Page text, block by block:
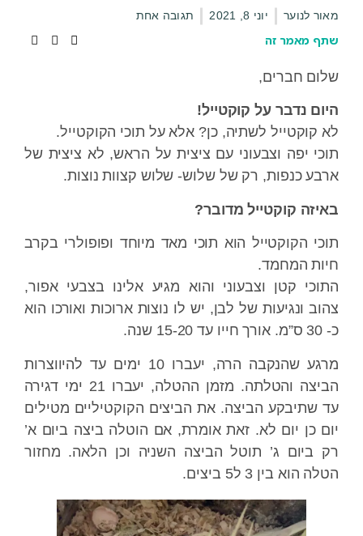
לנוער יוני 8, 2021 תגובה אחת
מאמר זה
חברים,
נדבר על קוקטייל!
לשתיה, כן? אלא על תוכי הקוקטייל.
יפה וצבעוני עם ציצית על הראש, לא ציצית של
כנפות, רק של שלוש- שלוש קצוות נוצות.
קוקטייל מדובר?
הקוקטייל הוא תוכי מאד מיוחד ופופולרי בקרב
המחמד.
קטן וצבעוני והוא מגיע אלינו בצבעי אפור,
ונגיעות של לבן, יש לו נוצות ארוכות ואורכו הוא
מרגע שהנקבה הרה, יעברו 10 ימים עד להיווצרות
הביצה והטלתה. מזמן ההטלה, יעברו 21 ימי דגירה
שתיבקע הביצה. את הביצים הקוקטיליים מטילים
כן יום לא. זאת אומרת, אם הוטלה ביצה ביום א’
ביום ג’ תוטל הביצה השניה וכן הלאה. מחזור
בין 3 ל5 ביצים.